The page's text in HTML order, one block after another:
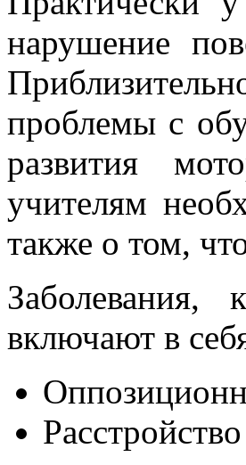
нарушение
проблемы с
развития
учителям
также о том,
включают в